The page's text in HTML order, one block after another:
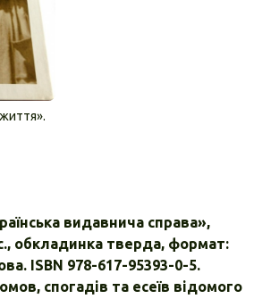
видавнича справа»,
с., обкладинка тверда, формат:
ISBN 978-617-95393-0-5.
спогадів та есеїв відомого